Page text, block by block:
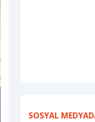
SOSYAL